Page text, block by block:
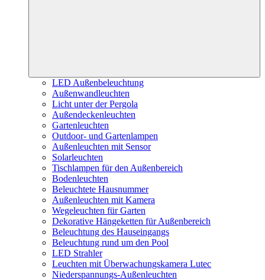
LED Außenbeleuchtung
Außenwandleuchten
Licht unter der Pergola
Außendeckenleuchten
Gartenleuchten
Outdoor- und Gartenlampen
Außenleuchten mit Sensor
Solarleuchten
Tischlampen für den Außenbereich
Bodenleuchten
Beleuchtete Hausnummer
Außenleuchten mit Kamera
Wegeleuchten für Garten
Dekorative Hängeketten für Außenbereich
Beleuchtung des Hauseingangs
Beleuchtung rund um den Pool
LED Strahler
Leuchten mit Überwachungskamera Lutec
Niederspannungs-Außenleuchten